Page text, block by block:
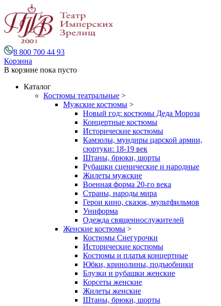
8 800 700 44 93
Корзина
В корзине пока пусто
Каталог
Костюмы театральные >
Мужские костюмы >
Новый год: костюмы Деда Мороза
Концертные костюмы
Исторические костюмы
Камзолы, мундиры царской армии,
сюртуки: 18-19 век
Штаны, брюки, шорты
Рубашки сценические и народные
Жилеты мужские
Военная форма 20-го века
Страны, народы мира
Герои кино, сказок, мультфильмов
Униформа
Одежда священнослужителей
Женские костюмы >
Костюмы Снегурочки
Исторические костюмы
Костюмы и платья концертные
Юбки, кринолины, подъюбники
Блузки и рубашки женские
Корсеты женские
Жилеты женские
Штаны, брюки, шорты